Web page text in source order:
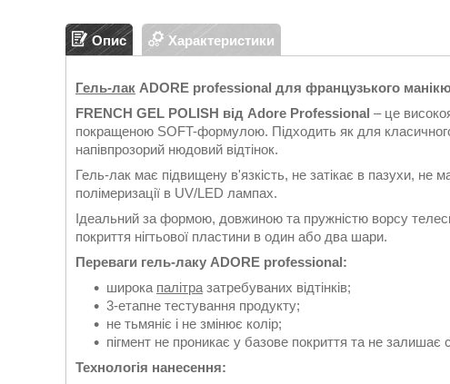
Опис Характеристики
Гель-лак ADORE professional для французького
FRENCH GEL POLISH від Adore Professional – це
покращеною SOFT-формулою. Підходить як для
напівпрозорий нюдовий відтінок.
Гель-лак має підвищену в'язкість, не затікає в пазухи, не
полімеризації в UV/LED лампах.
Ідеальний за формою, довжиною та пружністю ворсу
покриття нігтьової пластини в один або два шари.
Переваги гель-лаку ADORE professional:
широка палітра затребуваних відтінків;
3-етапне тестування продукту;
не тьмяніє і не змінює колір;
пігмент не проникає у базове покриття та не залишає
Технологія нанесення: